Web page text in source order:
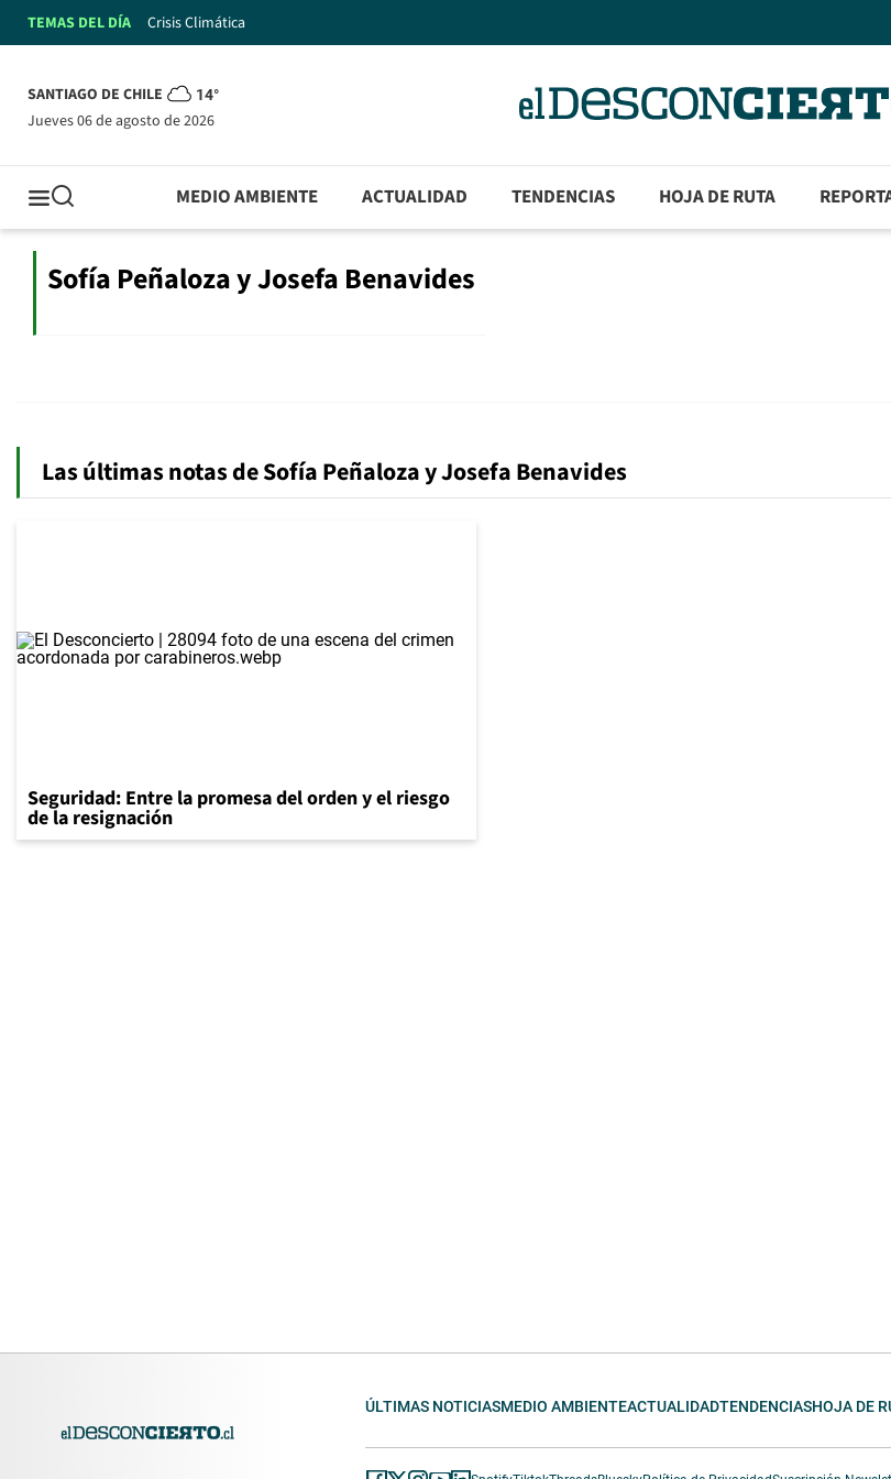
TEMAS DEL DÍA Crisis Climática
SANTIAGO DE CHILE 14°
jueves 06 de agosto de 2026
MEDIO AMBIENTE ACTUALIDAD TENDENCIAS HOJA DE RUTA
Sofía Peñaloza y Josefa Benavides
Las últimas notas de Sofía Peñaloza y Josefa Benavides
Seguridad: Entre la promesa del orden y el riesgo
de la resignación
ÚLTIMAS NOTICIASMEDIO AMBIENTEACTUALIDADTENDENCIASHOJA DE